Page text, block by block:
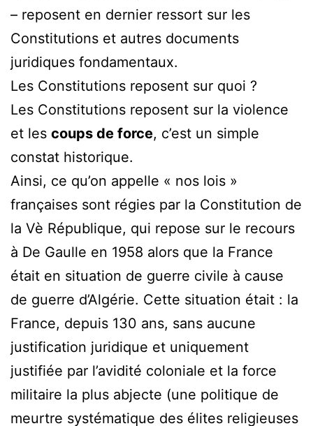
– reposent en dernier ressort sur les
Constitutions et autres documents
juridiques fondamentaux.
Les Constitutions reposent sur quoi ?
Les Constitutions reposent sur la violence
et les coups de force, c’est un simple
constat historique.
Ainsi, ce qu’on appelle « nos lois »
françaises sont régies par la Constitution de
la Vè République, qui repose sur le recours
à De Gaulle en 1958 alors que la France
était en situation de guerre civile à cause
de guerre d’Algérie. Cette situation était : la
France, depuis 130 ans, sans aucune
justification juridique et uniquement
justifiée par l’avidité coloniale et la force
militaire la plus abjecte (une politique de
meurtre systématique des élites religieuses